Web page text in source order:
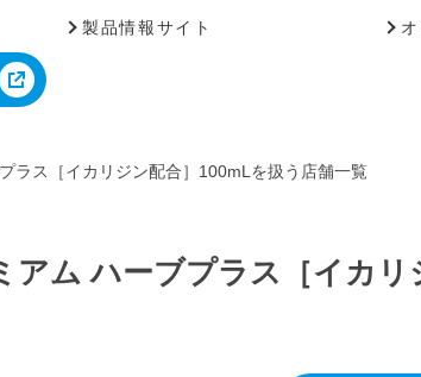
製品情報サイト
ラス［イカリジン配合］100mLを扱う店舗一覧
アム ハーブプラス［イカリ